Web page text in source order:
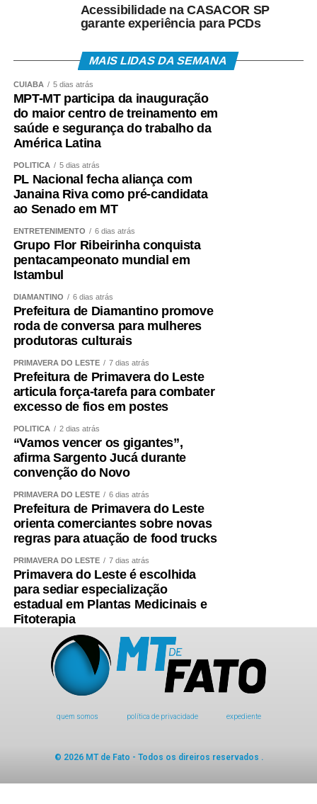
Acessibilidade na CASACOR SP
garante experiência para PCDs
MAIS LIDAS DA SEMANA
CUIABÁ 5 dias atrás
MPT-MT participa da inauguração
do maior centro de treinamento em
saúde e segurança do trabalho da
América Latina
POLÍTICA 5 dias atrás
PL Nacional fecha aliança com
Janaina Riva como pré-candidata
ao Senado em MT
ENTRETENIMENTO 6 dias atrás
Grupo Flor Ribeirinha conquista
pentacampeonato mundial em
Istambul
DIAMANTINO 6 dias atrás
Prefeitura de Diamantino promove
roda de conversa para mulheres
produtoras culturais
PRIMAVERA DO LESTE 7 dias atrás
Prefeitura de Primavera do Leste
articula força-tarefa para combater
excesso de fios em postes
POLÍTICA 2 dias atrás
“Vamos vencer os gigantes”,
afirma Sargento Jucá durante
convenção do Novo
PRIMAVERA DO LESTE 6 dias atrás
Prefeitura de Primavera do Leste
orienta comerciantes sobre novas
regras para atuação de food trucks
PRIMAVERA DO LESTE 7 dias atrás
Primavera do Leste é escolhida
para sediar especialização
estadual em Plantas Medicinais e
Fitoterapia
quem somos política de privacidade expediente
© 2026 MT de Fato - Todos os direiros reservados .